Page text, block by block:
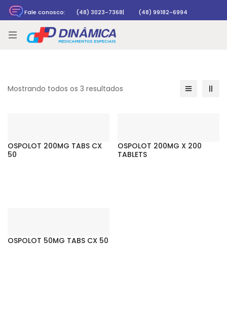
Fale conosco: (48) 3023-7368| (48) 99182-6994
Rastrear pedido
Mostrando todos os 3 resultados
OSPOLOT 200MG TABS CX
50
OSPOLOT 200MG X 200
TABLETS
OSPOLOT 50MG TABS CX 50